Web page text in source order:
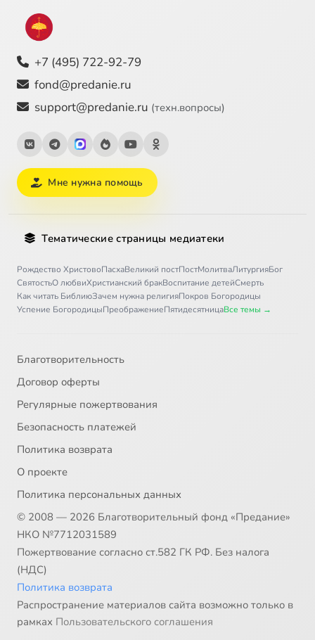
+7 (495) 722-92-79
fond@predanie.ru
support@predanie.ru (техн.вопросы)
Мне нужна помощь
Тематические страницы медиатеки
Рождество ХристовоПасхаВеликий постПостМолитваЛитургияБог
СвятостьО любвиХристианский бракВоспитание детейСмерть
Как читать БиблиюЗачем нужна религияПокров Богородицы
Успение БогородицыПреображениеПятидесятницаВсе темы →
Благотворительность
Договор оферты
Регулярные пожертвования
Безопасность платежей
Политика возврата
О проекте
Политика персональных данных
© 2008 — 2026 Благотворительный фонд «Предание»
НКО №7712031589
Пожертвование согласно ст.582 ГК РФ. Без налога
(НДС)
Политика возврата
Распространение материалов сайта возможно только в
рамках Пользовательского соглашения